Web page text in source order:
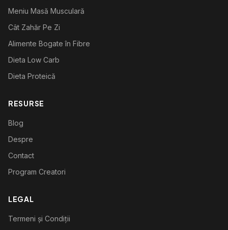
Meniu Masă Musculară
Cât Zahăr Pe Zi
Alimente Bogate în Fibre
Dieta Low Carb
Dieta Proteică
RESURSE
Blog
Despre
Contact
Program Creatori
LEGAL
Termeni și Condiții